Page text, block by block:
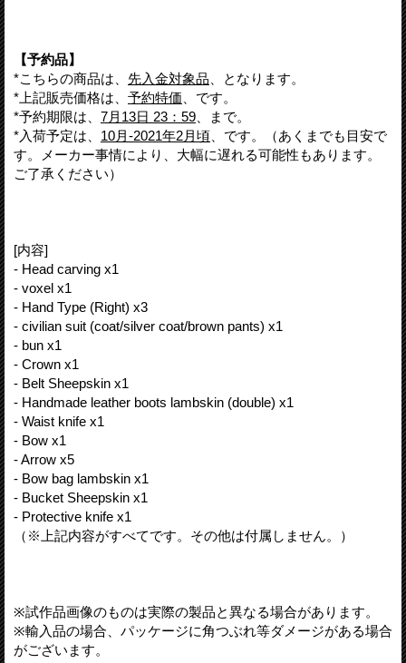
【予約品】
*こちらの商品は、 先入金対象品 、となります。
*上記販売価格は、 予約特価 、です。
*予約期限は、 7月13日 23：59 、まで。
*入荷予定は、 10月-2021年2月頃 、です。（あくまでも目安で
す。メーカー事情により、大幅に遅れる可能性もあります。
ご了承ください）
[内容]
- Head carving x1
- voxel x1
- Hand Type (Right) x3
- civilian suit (coat/silver coat/brown pants) x1
- bun x1
- Crown x1
- Belt Sheepskin x1
- Handmade leather boots lambskin (double) x1
- Waist knife x1
- Bow x1
- Arrow x5
- Bow bag lambskin x1
- Bucket Sheepskin x1
- Protective knife x1
（※上記内容がすべてです。その他は付属しません。）
※試作品画像のものは実際の製品と異なる場合があります。
※輸入品の場合、パッケージに角つぶれ等ダメージがある場合
がございます。